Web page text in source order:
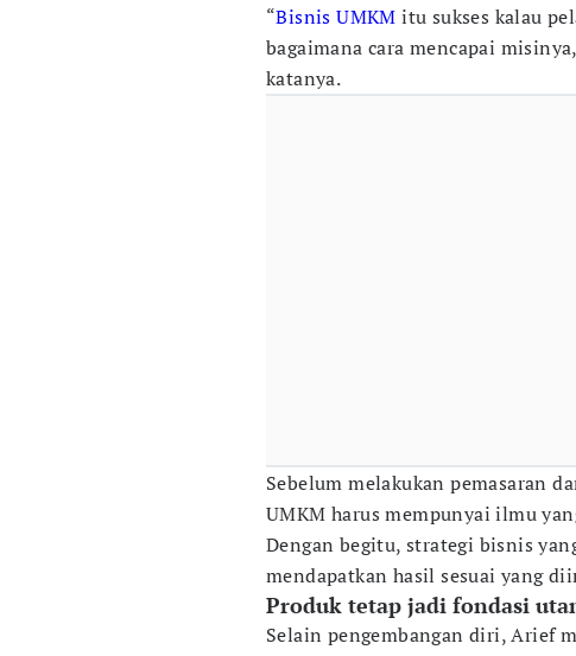
“Bisnis UMKM itu sukses kalau
bagaimana cara mencapai
katanya.
Sebelum melakukan pemasaran
UMKM harus mempunyai ilmu
Dengan begitu, strategi bisnis
mendapatkan hasil sesuai yang
Produk tetap jadi fondasi
Selain pengembangan diri, Arief